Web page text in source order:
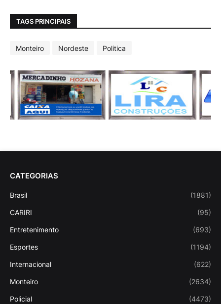
TAGS PRINCIPAIS
Monteiro Nordeste Politica
CATEGORIAS
Brasil (1881)
CARIRI (95)
Entretenimento (693)
Esportes (1194)
Internacional (622)
Monteiro (2634)
Policial (4473)